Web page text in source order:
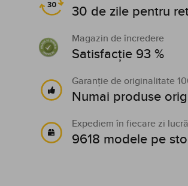
30 de zile pentru
Magazin de încredere
Satisfacție 93 %
Garanție de originalitate
Numai produse
Expediem în fiecare zi
9618 modele pe